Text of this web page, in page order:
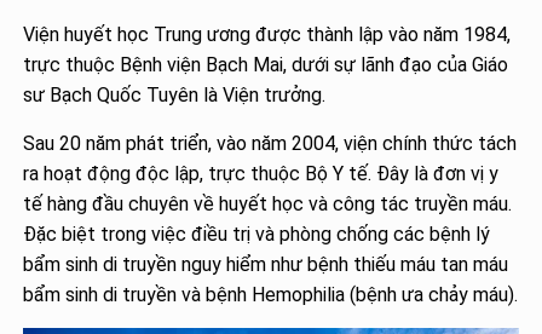
Viện huyết học Trung ương được thành lập vào năm 1984,
trực thuộc Bệnh viện Bạch Mai, dưới sự lãnh đạo của Giáo
sư Bạch Quốc Tuyên là Viện trưởng.
Sau 20 năm phát triển, vào năm 2004, viện chính thức tách
ra hoạt động độc lập, trực thuộc Bộ Y tế. Đây là đơn vị y
tế hàng đầu chuyên về huyết học và công tác truyền máu.
Đặc biệt trong việc điều trị và phòng chống các bệnh lý
bẩm sinh di truyền nguy hiểm như bệnh thiếu máu tan máu
bẩm sinh di truyền và bệnh Hemophilia (bệnh ưa chảy máu).